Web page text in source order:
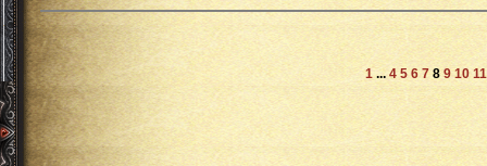
1 ... 4 5 6 7 8 9 10 11